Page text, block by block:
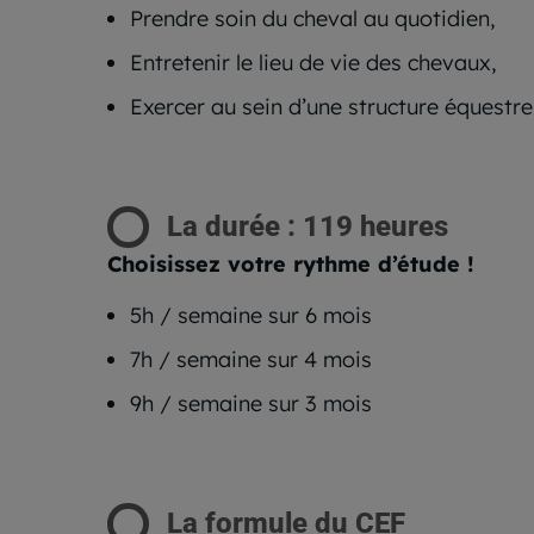
Prendre soin du cheval au quotidien,
Entretenir le lieu de vie des chevaux,
Exercer au sein d’une structure
La durée : 119 heures
Choisissez votre rythme d’étude !
5h / semaine sur 6 mois
7h / semaine sur 4 mois
9h / semaine sur 3 mois
La formule du CEF